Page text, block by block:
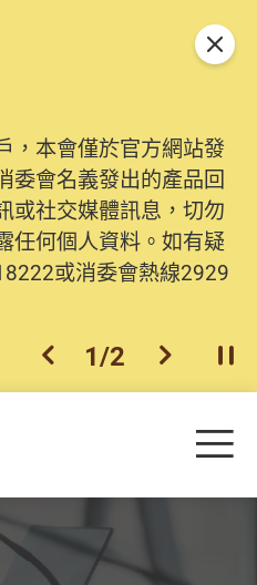
，本會僅於官方網站發
委會名義發出的產品回
或社交媒體訊息，切勿
任何個人資料。如有疑
或消委會熱線2929
安全，本會的投訴處理
新功能。由2025年11月
基本聯絡資料（包括姓
戶，才可提交投訴、查
將清晰整合於帳戶中，
上一個
2/2 下一個開
關閉
目